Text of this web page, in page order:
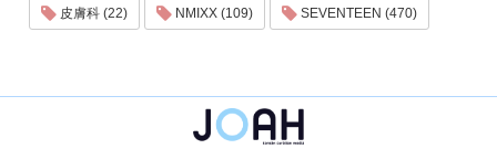
皮膚科 (22) NMIXX (109) SEVENTEEN (470)